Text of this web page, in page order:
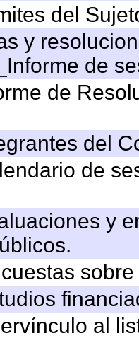
del
y
de
de
del
de
y
al